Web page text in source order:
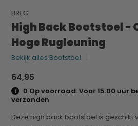
BREG
High Back Bootstoel -
Hoge Rugleuning
Bekijk alles Bootstoel
64,95
0 Op voorraad: Voor 15:00 uur
verzonden
Deze high back bootstoel is geschikt